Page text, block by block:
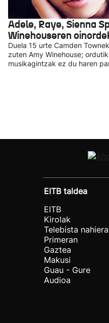
Adele, Raye, Sienna
Winehouseren
Duela 15 urte Camden
zuten Amy Winehouse;
musikagintzak ez du haren
EITB taldea
EITB
Kirolak
Telebista
Primeran
Gaztea
Makusi
Guau - Gure
Audioa